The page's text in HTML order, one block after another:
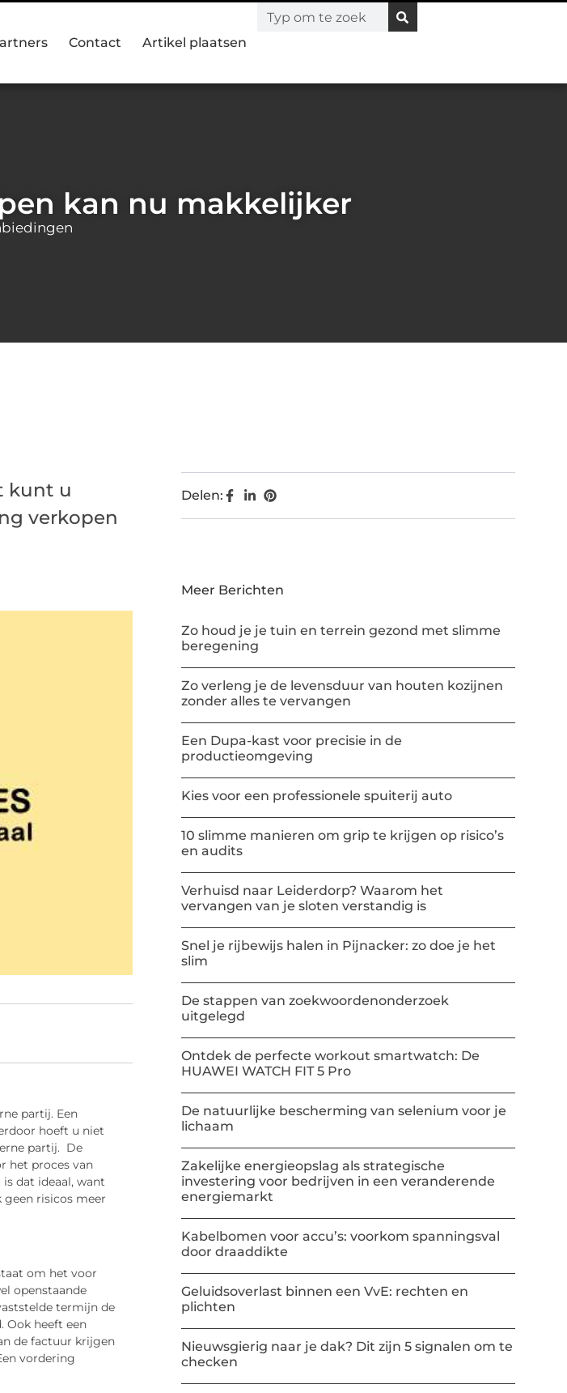
Contact Artikel plaatsen
kan nu makkelijker
kunt u
verkopen
partij. Een
hoeft u niet
partij. De
het proces van
dat ideaal, want
risicos meer
om het voor
openstaande
termijn de
Ook heeft een
de factuur krijgen
vordering
Delen:
Meer Berichten
Zo houd je je tuin en terrein gezond met slimme
beregening
Zo verleng je de levensduur van houten kozijnen
zonder alles te vervangen
Een Dupa-kast voor precisie in de
productieomgeving
Kies voor een professionele spuiterij auto
10 slimme manieren om grip te krijgen op risico’s
en audits
Verhuisd naar Leiderdorp? Waarom het
vervangen van je sloten verstandig is
Snel je rijbewijs halen in Pijnacker: zo doe je het
slim
De stappen van zoekwoordenonderzoek
uitgelegd
Ontdek de perfecte workout smartwatch: De
HUAWEI WATCH FIT 5 Pro
De natuurlijke bescherming van selenium voor je
lichaam
Zakelijke energieopslag als strategische
investering voor bedrijven in een veranderende
energiemarkt
Kabelbomen voor accu’s: voorkom spanningsval
door draaddikte
Geluidsoverlast binnen een VvE: rechten en
plichten
Nieuwsgierig naar je dak? Dit zijn 5 signalen om te
checken